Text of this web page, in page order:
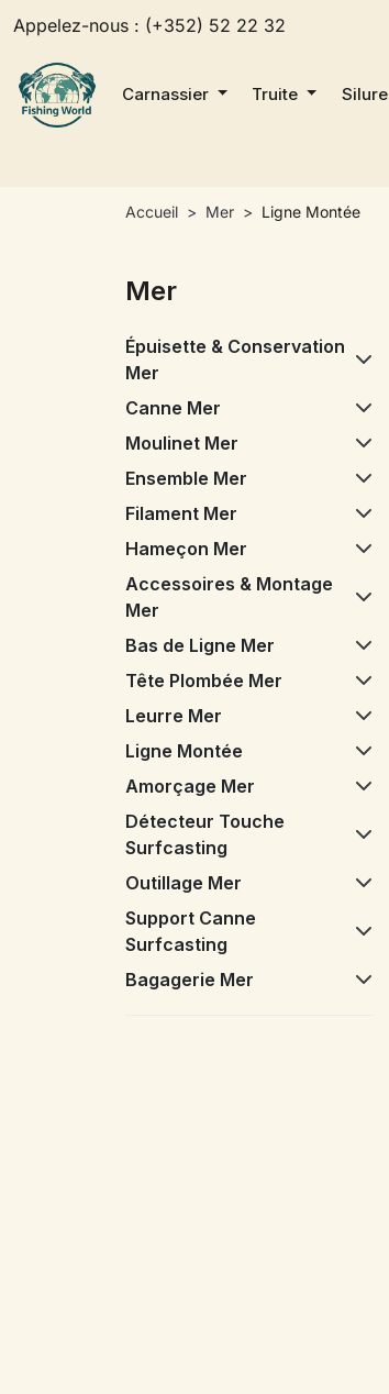
Appelez-nous : (+352) 52 22 32
Carnassier Truite Silure
Accueil Mer Ligne Montée
Mer
Épuisette & Conservation
Mer
Canne Mer
Moulinet Mer
Ensemble Mer
Filament Mer
Hameçon Mer
Accessoires & Montage
Mer
Bas de Ligne Mer
Tête Plombée Mer
Leurre Mer
Ligne Montée
Amorçage Mer
Détecteur Touche
Surfcasting
Outillage Mer
Support Canne
Surfcasting
Bagagerie Mer